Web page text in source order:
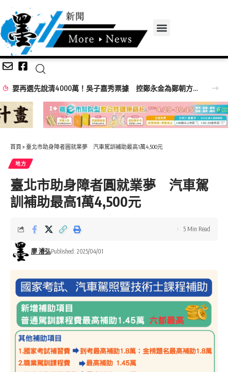
要再選先說清4000萬！吳子嘉秀票據 控鄭永金為鄭朝方2018選縣長籌錢至今未還
首頁 » 臺北市助身障者圓就業夢 汽車駕訓補助最高1萬4,500元
地方
臺北市助身障者圓就業夢 汽車駕
訓補助最高1萬4,500元
廖 濬弘Published: 2025/04/01
5 Min Read